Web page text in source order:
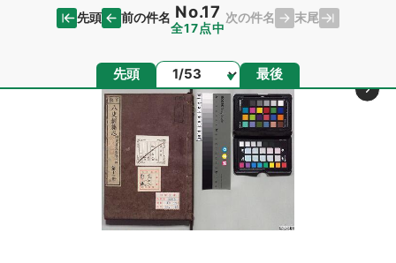
先頭 前の件名 No.17
全17点中
次の件名 末尾
先頭 ページ 最後